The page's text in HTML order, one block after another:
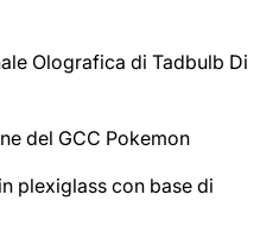
Olografica di Tadbulb Di
del GCC Pokemon
plexiglass con base di